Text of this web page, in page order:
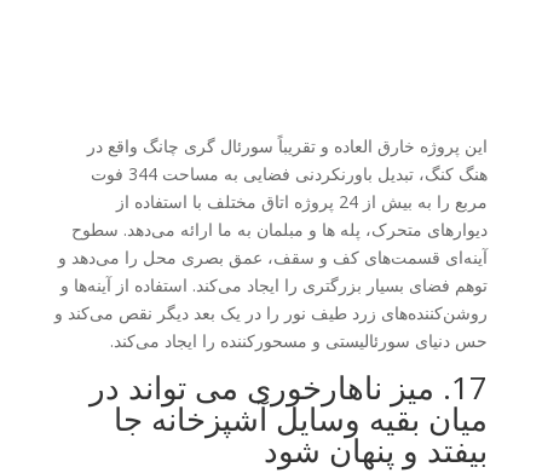
این پروژه خارق العاده و تقریباً سورئال گری چانگ واقع در
هنگ کنگ، تبدیل باورنکردنی فضایی به مساحت 344 فوت
مربع را به بیش از 24 پروژه اتاق مختلف با استفاده از
دیوارهای متحرک، پله ها و مبلمان به ما ارائه می‌دهد. سطوح
آینه‌ای قسمت‌های کف و سقف، عمق بصری محل را می‌دهد و
توهم فضای بسیار بزرگتری را ایجاد می‌کند. استفاده از آینه‌ها و
روشن‌کننده‌های زرد طیف نور را در یک بعد دیگر نقص می‌کند و
حس دنیای سورئالیستی و مسحورکننده را ایجاد می‌کند.
17. میز ناهارخوری می تواند در
میان بقیه وسایل آشپزخانه جا
بیفتد و پنهان شود